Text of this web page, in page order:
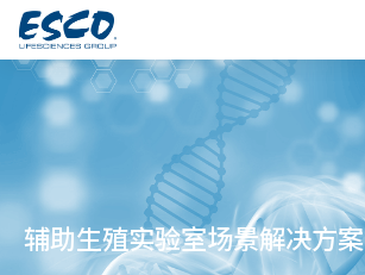
辅助生殖实验室场景解决方案